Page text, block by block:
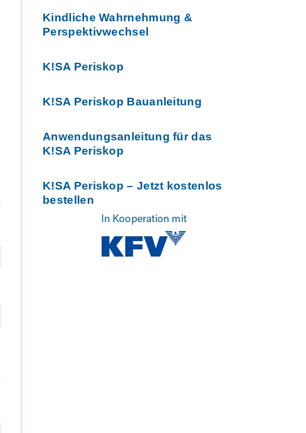
Kindliche Wahrnehmung &
Perspektivwechsel
K!SA Periskop
K!SA Periskop Bauanleitung
Anwendungsanleitung für das
K!SA Periskop
K!SA Periskop – Jetzt kostenlos
bestellen
In Kooperation mit